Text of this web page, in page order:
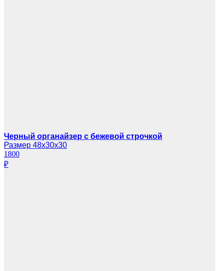
Черный органайзер с бежевой строчкой
Размер 48х30х30
1800
₽